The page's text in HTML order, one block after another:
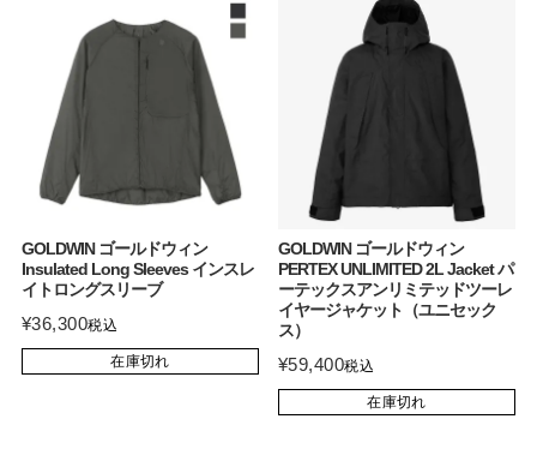
GOLDWIN ゴールドウィン
Insulated Long Sleeves インスレ
イトロングスリーブ
¥36,300税込
在庫切れ
GOLDWIN ゴールドウィン
PERTEX UNLIMITED 2L Jacket パ
ーテックスアンリミテッドツーレ
イヤージャケット（ユニセック
ス）
¥59,400税込
在庫切れ